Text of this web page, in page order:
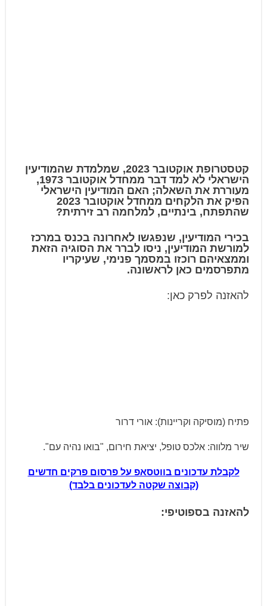
קטסטרופת אוקטובר 2023, שמלמדת שהמודיעין
הישראלי לא למד דבר ממחדל אוקטובר 1973,
מעוררת את השאלה; האם המודיעין הישראלי
הפיק את הלקחים ממחדל אוקטובר 2023
שהתפתח, בינתיים, למלחמה רב זירתית?
בכירי המודיעין, שנפגשו לאחרונה בכנס במרכז
למורשת המודיעין, ניסו לברר את הסוגיה הזאת
וממצאיהם רוכזו במסמך פנימי, שעיקריו
מתפרסמים כאן לראשונה.
להאזנה לפרק כאן:
פתיח (מוסיקה וקריינות): אורי דרור
שיר מלווה: אלכס טופל, יציאת חירום, "בואו נהיה עם".
לקבלת עדכונים בווטסאפ על פרסום פרקים חדשים
(קבוצה שקטה לעדכונים בלבד)
להאזנה בספוטיפי: